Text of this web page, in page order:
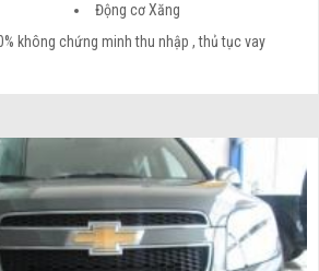
Động cơ Xăng
không chứng minh thu nhập , thủ tục vay